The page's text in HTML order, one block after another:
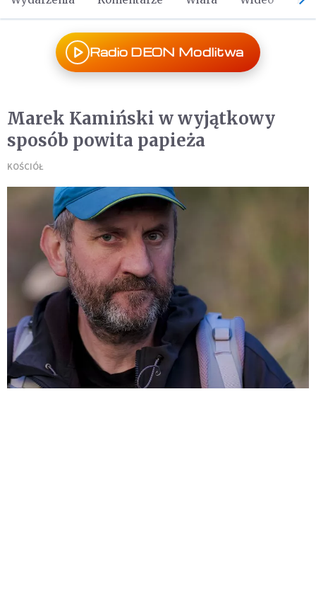
Radio DEON Modlitwa
Marek Kamiński w wyjątkowy
sposób powita papieża
KOŚCIÓŁ